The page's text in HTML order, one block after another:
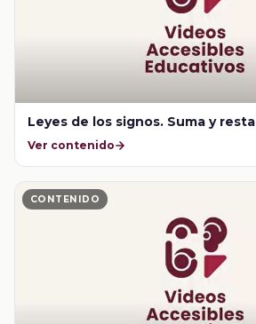
Leyes de los signos. Suma y resta
Ver contenido
CONTENIDO